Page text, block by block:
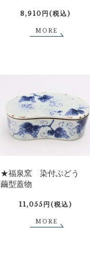
8,910円(税込)
MORE
★福泉窯 染付ぶどう
繭型蓋物
11,055円(税込)
MORE